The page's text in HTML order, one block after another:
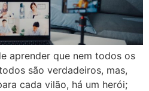
aprender que nem todos os
são verdadeiros, mas,
cada vilão, há um herói;